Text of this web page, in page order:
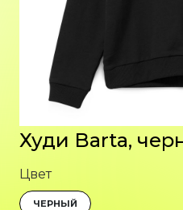
Худи Barta,
Цвет
ЧЕРНЫЙ